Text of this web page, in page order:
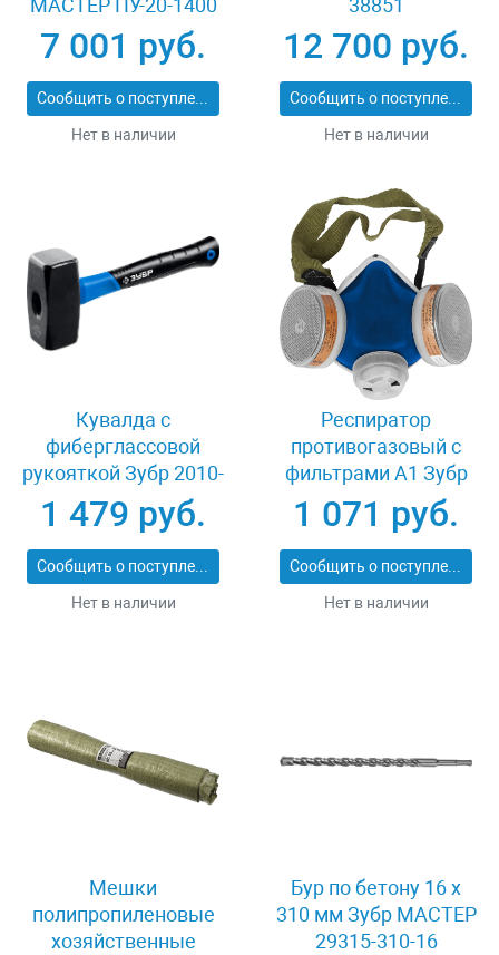
МАСТЕР ПУ-20-1400
М3
7 001 руб.
Сообщить о поступлении
Нет в наличии
38851
12 700 руб.
Сообщить о поступлении
Нет в наличии
Кувалда с
фиберглассовой
рукояткой Зубр 2010-
20_z02
1 479 руб.
Сообщить о поступлении
Нет в наличии
Респиратор
противогазовый с
фильтрами А1 Зубр
11140_z02
1 071 руб.
Сообщить о поступлении
Нет в наличии
Мешки
полипропиленовые
хозяйственные
Бур по бетону 16 x
310 мм Зубр МАСТЕР
29315-310-16